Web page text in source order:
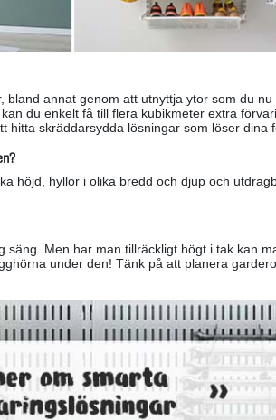
annat genom att utnyttja ytor som du nu
du enkelt få till flera kubikmeter extra
skräddarsydda lösningar som löser dina
höjd, hyllor i olika bredd och djup och
Men har man tillräckligt högt i tak kan
under den! Tänk på att planera